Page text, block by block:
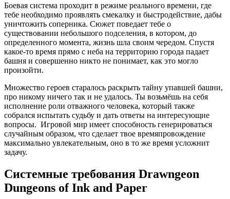
Боевая система проходит в режиме реального времени, где
тебе необходимо проявлять смекалку и быстродействие, дабы
уничтожить соперника. Сюжет поведает тебе о
существовании небольшого подселения, в котором, до
определенного момента, жизнь шла своим чередом. Спустя
какое-то время прямо с неба на территорию города падает
башня и совершенно никто не понимает, как это могло
произойти.
Множество героев старалось раскрыть тайну упавшей башни,
про никому ничего так и не удалось. Ты возьмёшь на себя
исполнение роли отважного человека, который также
собрался испытать судьбу и дать ответы на интересующие
вопросы. Игровой мир имеет способность генерироваться
случайным образом, что сделает твое времяпровождение
максимально увлекательным, оно в то же время усложнит
задачу.
Системные требования Drawngeon
Dungeons of Ink and Paper